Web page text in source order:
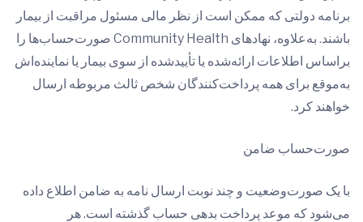
برنامه دولتی که ممکن است از نظر مالی مسئول مراقبت از بیمار
باشند. به‌علاوه، نهادهای Community Health صورت‌حساب‌ها را
براساس اطلاعات ارائه‌شده یا تأییدشده از سوی بیمار یا نماینده‌اش
به‌موقع برای همه پرداخت‌کنندگان شخص ثالث مربوطه ارسال
خواهند کرد.
صورت‌حساب ضامن
با یک صورت‌وضعیت و چند نوبت ارسال نامه به ضامن اطلاع داده
می‌شود که موعد پرداخت بدهی حساب گذشته است. هر